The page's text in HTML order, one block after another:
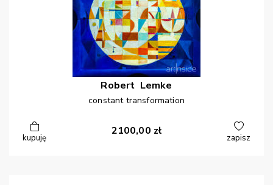
Robert Lemke
constant transformation
kupuję
2100,00 zł
zapisz